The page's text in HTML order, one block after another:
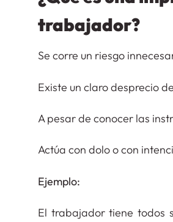
trabajador?
Se corre un riesgo
Existe un claro desprecio
A pesar de conocer las
Actúa con dolo o con
Ejemplo:
El trabajador tiene todos